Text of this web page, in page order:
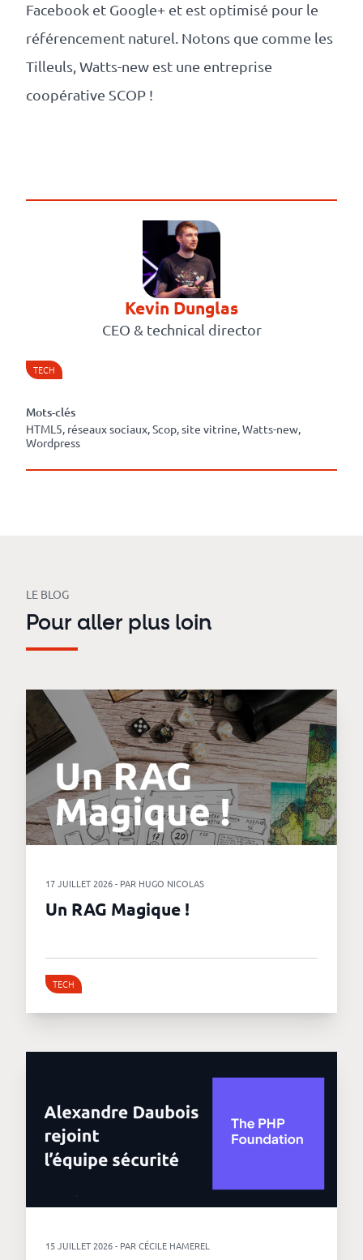
Facebook et Google+ et est optimisé pour le
référencement naturel. Notons que comme les
Tilleuls, Watts-new est une entreprise
coopérative SCOP !
Kevin Dunglas
CEO & technical director
TECH
Mots-clés
HTML5, réseaux sociaux, Scop, site vitrine, Watts-new,
Wordpress
LE BLOG
Pour aller plus loin
17 JUILLET 2026 - PAR HUGO NICOLAS
Un RAG Magique !
TECH
15 JUILLET 2026 - PAR CÉCILE HAMEREL